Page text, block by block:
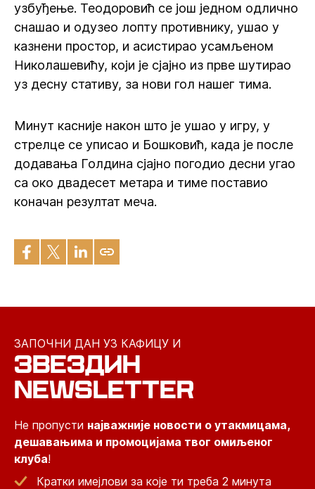
узбуђење. Теодоровић се још једном одлично
снашао и одузео лопту противнику, ушао у
казнени простор, и асистирао усамљеном
Николашевићу, који је сјајно из прве шутирао
уз десну стативу, за нови гол нашег тима.
Минут касније након што је ушао у игру, у
стрелце се уписао и Бошковић, када је после
додавања Голдина сјајно погодио десни угао
са око двадесет метара и тиме поставио
коначан резултат меча.
ЗАПОЧНИ ДАН УЗ КАФИЦУ И
ЗВЕЗДИН
NEWSLETTER
Не пропусти најважније новости о утакмицама,
дешавањима и промоцијама твог омиљеног
клуба!
Кратки имејлови за које ти треба 2 минута